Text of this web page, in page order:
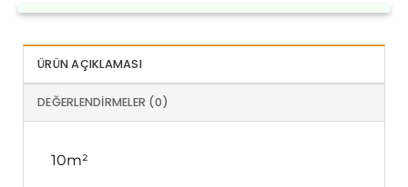
ÜRÜN AÇIKLAMASI
DEĞERLENDIRMELER (0)
10m²